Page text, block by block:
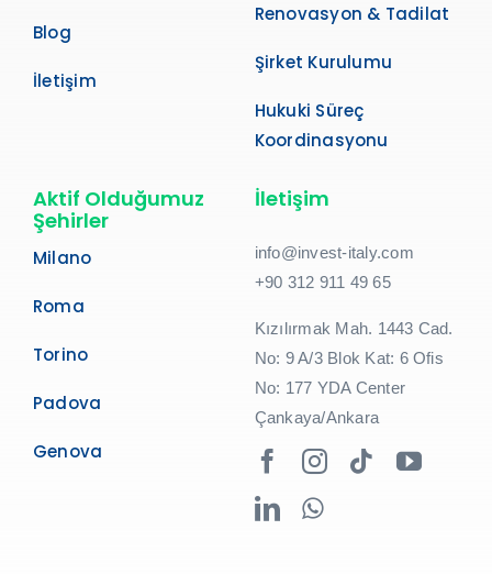
Blog
İletişim
Renovasyon & Tadilat
Şirket Kurulumu
Hukuki Süreç
Koordinasyonu
Aktif Olduğumuz
Şehirler
Milano
Roma
Torino
Padova
Genova
İletişim
info@invest-italy.com
+90 312 911 49 65
Kızılırmak Mah. 1443 Cad.
No: 9 A/3 Blok Kat: 6 Ofis
No: 177 YDA Center
Çankaya/Ankara